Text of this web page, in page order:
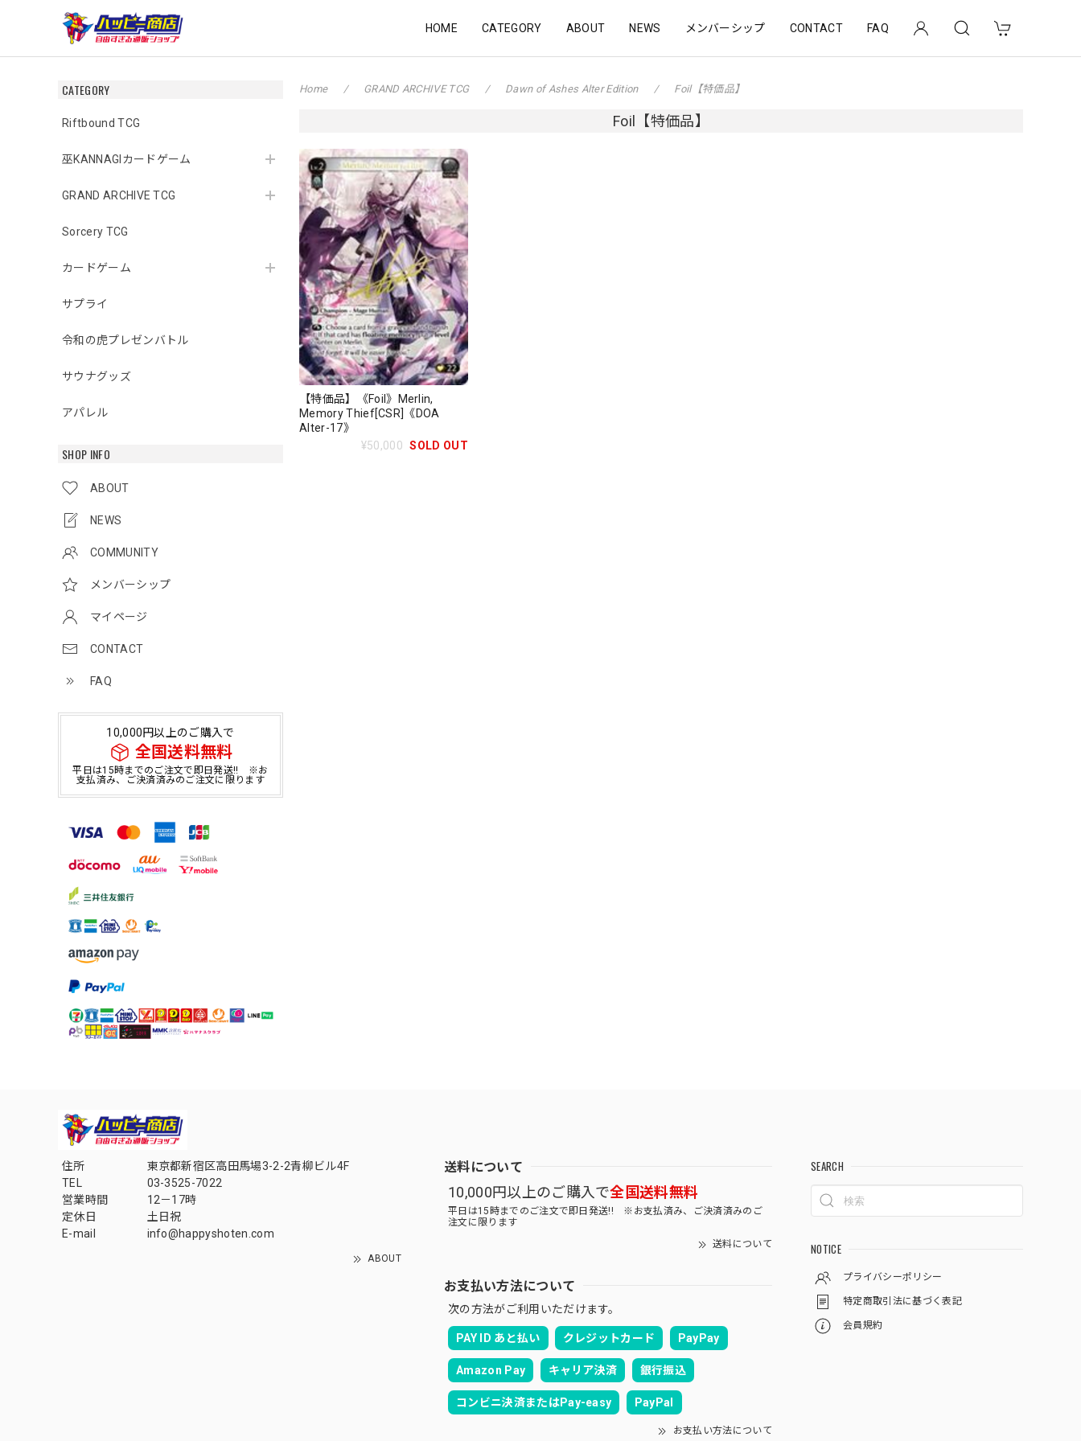
HOME CATEGORY ABOUT NEWS メンバーシップ CONTACT FAQ
CATEGORY
Riftbound TCG
巫KANNAGIカードゲーム
GRAND ARCHIVE TCG
Sorcery TCG
カードゲーム
サプライ
令和の虎プレゼンバトル
サウナグッズ
アパレル
SHOP INFO
ABOUT
NEWS
COMMUNITY
メンバーシップ
マイページ
CONTACT
FAQ
10,000円以上のご購入で
全国送料無料
平日は15時までのご注文で即日発送!! ※お
支払済み、ご決済済みのご注文に限ります
Home GRAND ARCHIVE TCG Dawn of Ashes Alter Edition Foil【特価品】
Foil【特価品】
【特価品】《Foil》Merlin,
Memory Thief[CSR]《DOA
Alter-17》
¥50,000 SOLD OUT
住所
東京都新宿区高田馬場3-2-2青柳ビル4F
TEL
03-3525-7022
営業時間
12－17時
定休日
土日祝
E-mail
info@happyshoten.com
ABOUT
送料について
10,000円以上のご購入で全国送料無料
平日は15時までのご注文で即日発送!! ※お支払済み、ご決済済みのご
注文に限ります
送料について
お支払い方法について
次の方法がご利用いただけます。
PAY ID あと払い クレジットカード PayPay
Amazon Pay キャリア決済 銀行振込
コンビニ決済またはPay-easy PayPal
お支払い方法について
SEARCH
NOTICE
プライバシーポリシー
特定商取引法に基づく表記
会員規約